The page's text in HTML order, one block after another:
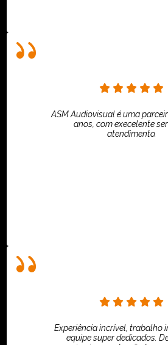
ASM Audiovisual é uma
anos, com execelente
atendimento.
Experiência incrível, trabalho
equipe super dedicados.